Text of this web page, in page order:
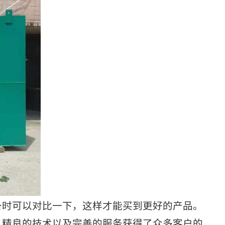
以对比一下，这样才能买到更好的产品。